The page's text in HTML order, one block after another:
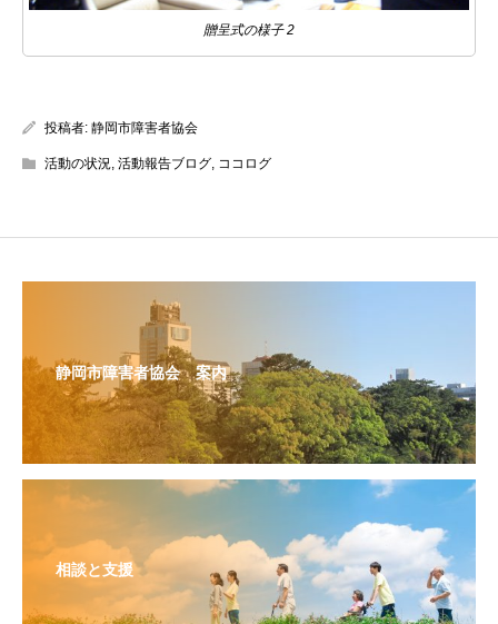
贈呈式の様子 2
投稿者: 静岡市障害者協会
活動の状況, 活動報告ブログ, ココログ
静岡市障害者協会 案内
相談と支援